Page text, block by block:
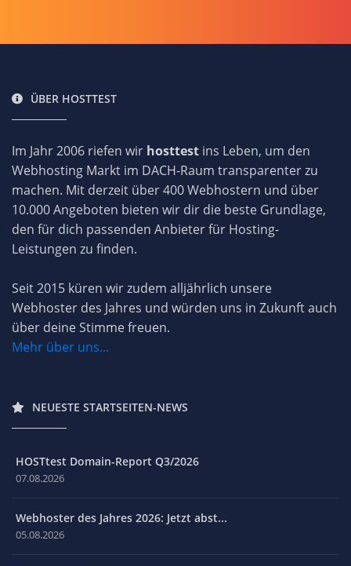
ÜBER HOSTTEST
Im Jahr 2006 riefen wir hosttest ins Leben, um den
Webhosting Markt im DACH-Raum transparenter zu
machen. Mit derzeit über 400 Webhostern und über
10.000 Angeboten bieten wir dir die beste Grundlage,
den für dich passenden Anbieter für Hosting-
Leistungen zu finden.
Seit 2015 küren wir zudem alljährlich unsere
Webhoster des Jahres und würden uns in Zukunft auch
über deine Stimme freuen.
Mehr über uns...
NEUESTE STARTSEITEN-NEWS
HOSTtest Domain-Report Q3/2026
07.08.2026
Webhoster des Jahres 2026: Jetzt abst...
05.08.2026